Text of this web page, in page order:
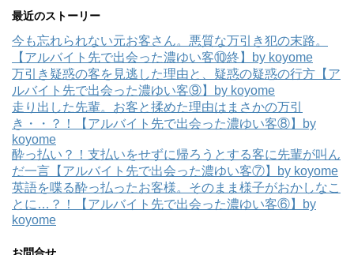
最近のストーリー
今も忘れられない元お客さん。悪質な万引き犯の末路。
【アルバイト先で出会った濃ゆい客⑩終】by koyome
万引き疑惑の客を見逃した理由と、疑惑の疑惑の行方【ア
ルバイト先で出会った濃ゆい客⑨】by koyome
走り出した先輩。お客と揉めた理由はまさかの万引
き・・？！【アルバイト先で出会った濃ゆい客⑧】by
koyome
酔っ払い？！支払いをせずに帰ろうとする客に先輩が叫ん
だ一言【アルバイト先で出会った濃ゆい客⑦】by koyome
英語を喋る酔っ払ったお客様。そのまま様子がおかしなこ
とに…？！【アルバイト先で出会った濃ゆい客⑥】by
koyome
お問合せ